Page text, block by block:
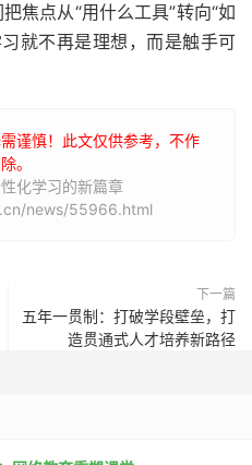
焦点从“用什么工具”转向“如
就不再是理想，而是触手可
谨慎！此文仅供参考，不作
。
化学习的新篇章
news/55966.html
下一篇
五年一贯制：打破学段壁垒，打
造贯通式人才培养新路径